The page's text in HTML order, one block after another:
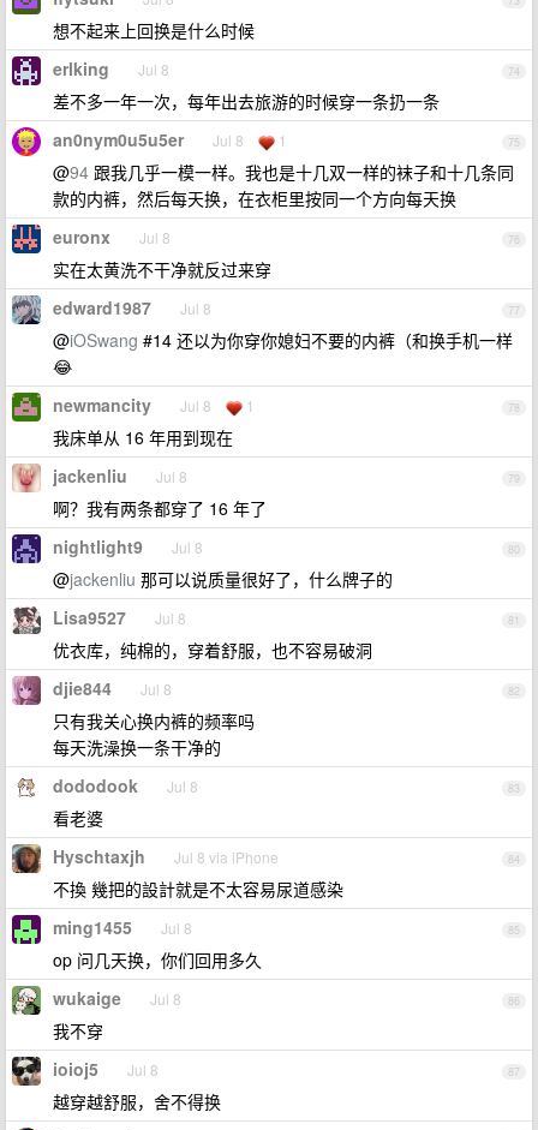
想不起来上回换是什么时候
74
erlking Jul 8
差不多一年一次，每年出去旅游的时候穿一条扔一条
75
an0nym0u5u5er Jul 8 1
@94 跟我几乎一模一样。我也是十几双一样的袜子和十几条同
款的内裤，然后每天换，在衣柜里按同一个方向每天换
76
euronx Jul 8
实在太黄洗不干净就反过来穿
77
edward1987 Jul 8
@iOSwang #14 还以为你穿你媳妇不要的内裤（和换手机一样
😂
78
newmancity Jul 8 1
我床单从 16 年用到现在
79
jackenliu Jul 8
啊？我有两条都穿了 16 年了
80
nightlight9 Jul 8
@jackenliu 那可以说质量很好了，什么牌子的
81
Lisa9527 Jul 8
优衣库，纯棉的，穿着舒服，也不容易破洞
82
djie844 Jul 8
只有我关心换内裤的频率吗
每天洗澡换一条干净的
83
dododook Jul 8
看老婆
84
Hyschtaxjh Jul 8 via iPhone
不換 幾把的設計就是不太容易尿道感染
85
ming1455 Jul 8
op 问几天换，你们回用多久
86
wukaige Jul 8
我不穿
87
ioioj5 Jul 8
越穿越舒服，舍不得换